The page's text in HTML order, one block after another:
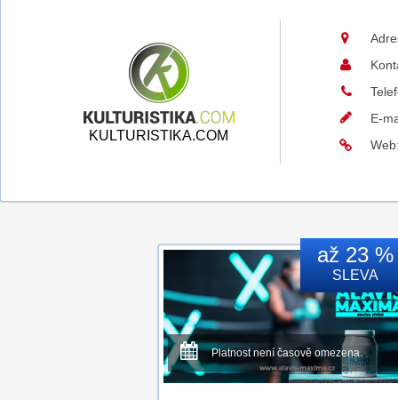
KULTURISTIKA.COM
E-
až 23 %
SLEVA
Platnost není časově omezena.